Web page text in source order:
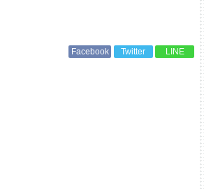
Facebook Twitter LINE